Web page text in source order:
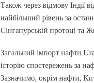
Також через відмову Індії
найбільший рівень за
Сінгапурській протоці та
Загальний імпорт нафти
історію спостережень за
Зазначимо, окрім нафти,